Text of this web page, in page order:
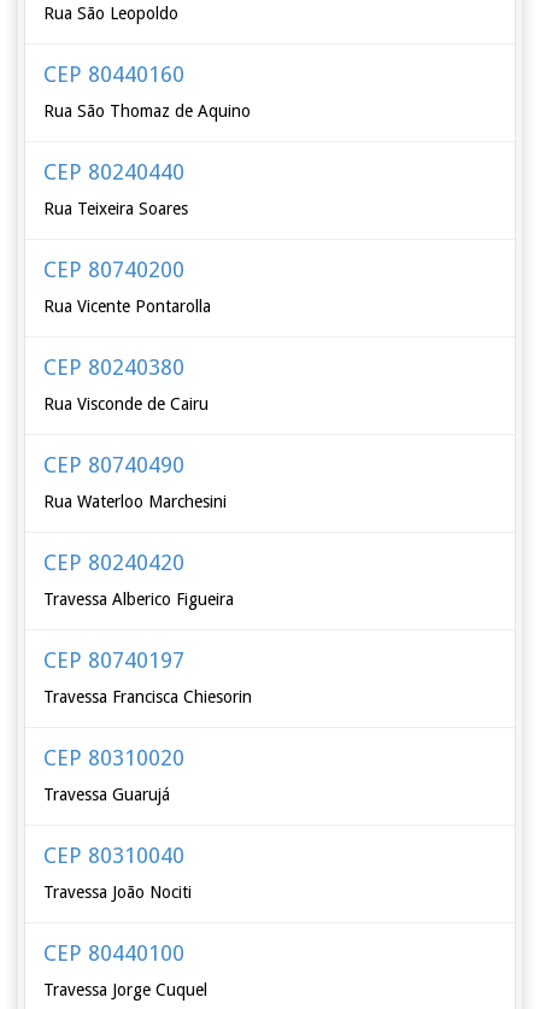
Rua São Leopoldo
CEP 80440160
Rua São Thomaz de Aquino
CEP 80240440
Rua Teixeira Soares
CEP 80740200
Rua Vicente Pontarolla
CEP 80240380
Rua Visconde de Cairu
CEP 80740490
Rua Waterloo Marchesini
CEP 80240420
Travessa Alberico Figueira
CEP 80740197
Travessa Francisca Chiesorin
CEP 80310020
Travessa Guarujá
CEP 80310040
Travessa João Nociti
CEP 80440100
Travessa Jorge Cuquel